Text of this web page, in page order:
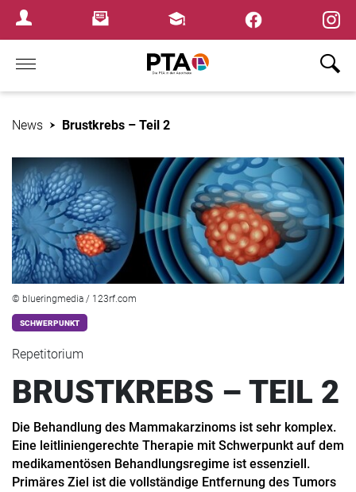
Login MenuNewsletterFortbildungen
Home
News Brustkrebs – Teil 2
© blueringmedia / 123rf.com
SCHWERPUNKT
Repetitorium
BRUSTKREBS – TEIL 2
Die Behandlung des Mammakarzinoms ist sehr komplex.
Eine leitliniengerechte Therapie mit Schwerpunkt auf dem
medikamentösen Behandlungsregime ist essenziell.
Primäres Ziel ist die vollständige Entfernung des Tumors
×